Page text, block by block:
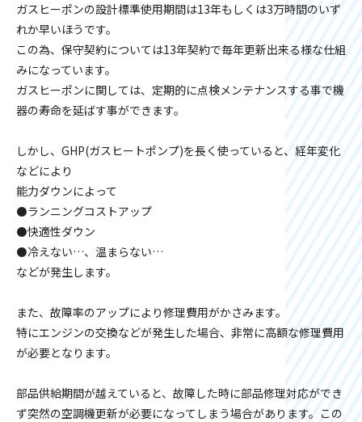
ガスヒーポンの設計標準使用期間は13年もしくは3万時間のいず
れか早いほうです。
この為、保守契約については13年契約で毎年更新出来る様な仕組
みになっています。
ガスヒーポンに関しては、定期的に点検メンテナンスする事で機
器の寿命を延ばす事ができます。
しかし、GHP(ガスヒートポンプ)を長く使っていると、経年変化
などにより
能力ダウンによって
⚫️ランニングコストアップ
⚫️快適性ダウン
⚫️冷えない…、温まらない…
などが発生します。
また、故障率のアップにより修理費用がかさみます。
特にエンジンの交換などが発生した場合、非常に高額な修理費用
が必要となります。
部品供給期間が越えていると、故障した時に部品修理対応ができ
ず突然の空調機更新が必要になってしまう場合があります。この